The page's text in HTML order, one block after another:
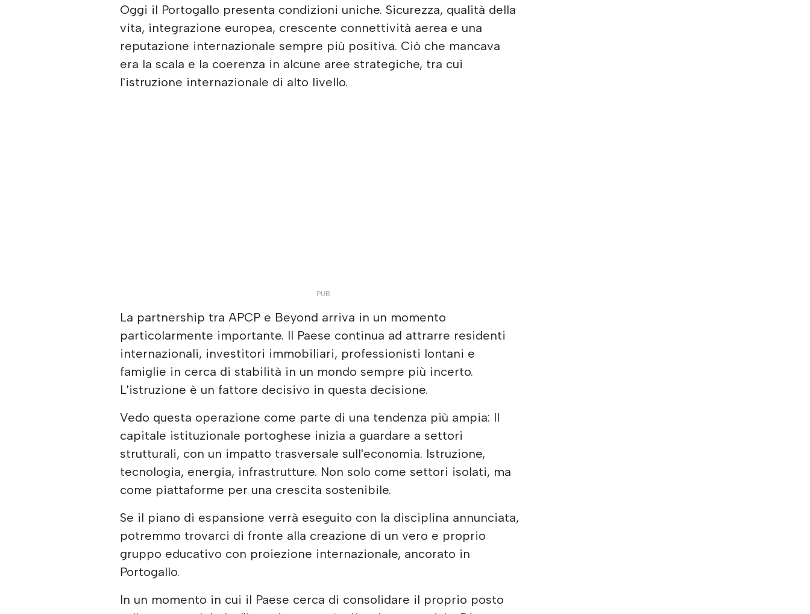
Oggi il Portogallo presenta condizioni uniche. Sicurezza, qualità della
vita, integrazione europea, crescente connettività aerea e una
reputazione internazionale sempre più positiva. Ciò che mancava
era la scala e la coerenza in alcune aree strategiche, tra cui
l'istruzione internazionale di alto livello.
La partnership tra APCP e Beyond arriva in un momento
particolarmente importante. Il Paese continua ad attrarre residenti
internazionali, investitori immobiliari, professionisti lontani e
famiglie in cerca di stabilità in un mondo sempre più incerto.
L'istruzione è un fattore decisivo in questa decisione.
Vedo questa operazione come parte di una tendenza più ampia: Il
capitale istituzionale portoghese inizia a guardare a settori
strutturali, con un impatto trasversale sull'economia. Istruzione,
tecnologia, energia, infrastrutture. Non solo come settori isolati, ma
come piattaforme per una crescita sostenibile.
Se il piano di espansione verrà eseguito con la disciplina annunciata,
potremmo trovarci di fronte alla creazione di un vero e proprio
gruppo educativo con proiezione internazionale, ancorato in
Portogallo.
In un momento in cui il Paese cerca di consolidare il proprio posto